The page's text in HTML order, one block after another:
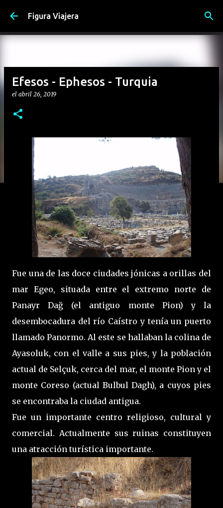
Ir al contenido principal
Figura Viajera
Efesos - Ephesos - Turquia
el abril 26, 2019
Fue una de las doce ciudades jónicas a orillas del
mar Egeo, situada entre el extremo norte de
Panayr Dağ (el antiguo monte Pion) y la
desembocadura del río Caístro y tenía un puerto
llamado Panormo. Al este se hallaban la colina de
Ayasoluk, con el valle a sus pies, y la población
actual de Selçuk, cerca del mar, el monte Pion y el
monte Coreso (actual Bulbul Dagh), a cuyos pies
se encontraba la ciudad antigua.
Fue un importante centro religioso, cultural y
comercial. Actualmente sus ruinas constituyen
una atracción turística importante.